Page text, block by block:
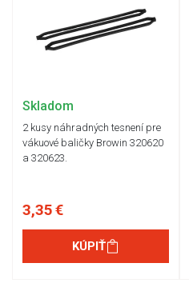
Skladom
2 kusy náhradných tesnení pre
vákuové baličky Browin 320620
a 320623.
3,35 €
KÚPIŤ